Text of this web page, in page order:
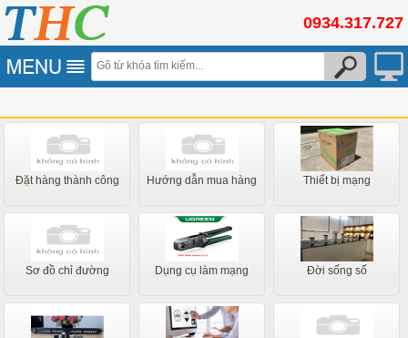
0934.317.727
Đặt hàng thành công Hướng dẫn mua hàng Thiết bị mạng
Sơ đồ chỉ đường Dụng cụ làm mạng Đời sống số